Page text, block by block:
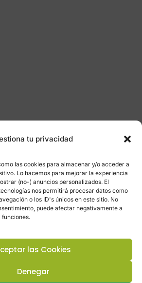
tu privacidad
las cookies para almacenar y/o acceder a
Lo hacemos para mejorar la experiencia
(no-) anuncios personalizados. El
nos permitirá procesar datos como
o los ID's únicos en este sitio. No
puede afectar negativamente a
las Cookies
Denegar